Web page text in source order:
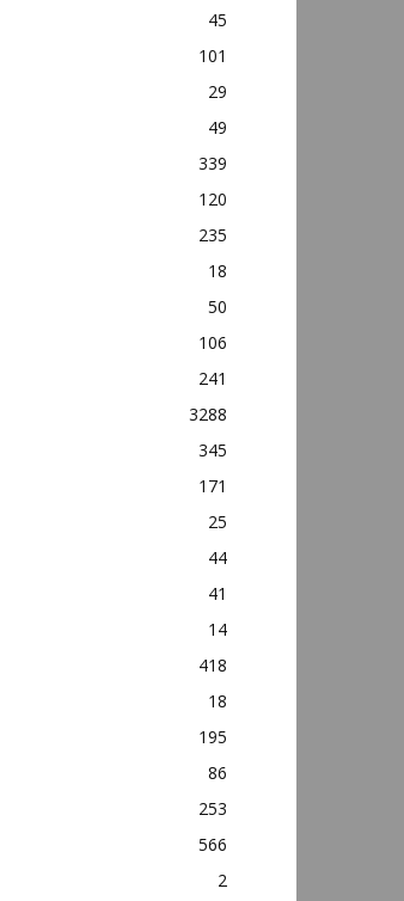
45
101
29
49
339
120
235
18
50
106
241
3288
345
171
25
44
41
14
418
18
195
86
253
566
2